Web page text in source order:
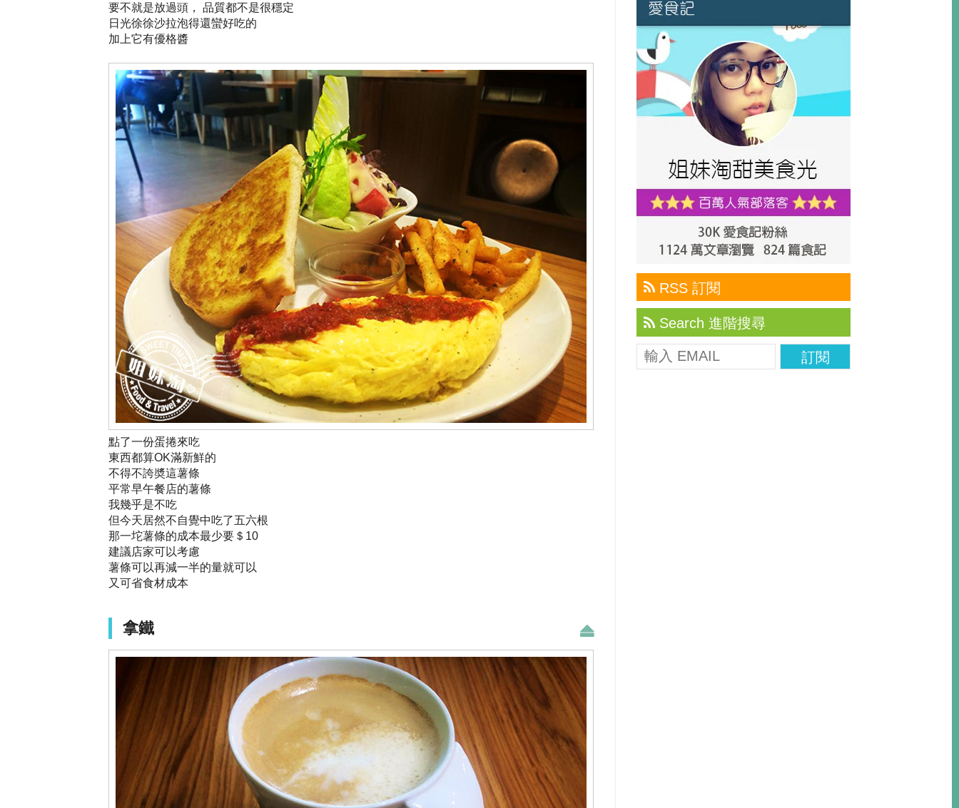
要不就是放過頭， 品質都不是很穩定
日光徐徐沙拉泡得還蠻好吃的
加上它有優格醬
點了一份蛋捲來吃
東西都算OK滿新鮮的
不得不誇奬這薯條
平常早午餐店的薯條
我幾乎是不吃
但今天居然不自覺中吃了五六根
那一坨薯條的成本最少要＄10
建議店家可以考慮
薯條可以再減一半的量就可以
又可省食材成本
拿鐵
RSS 訂閱
Search 進階搜尋